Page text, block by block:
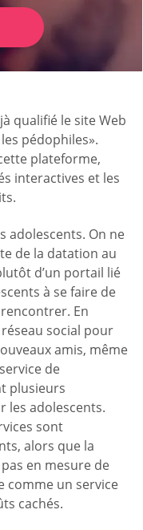
qualifié le site Web
pédophiles».
plateforme,
interactives et les
adolescents. On ne
de la datation au
d’un portail lié
à se faire de
En
social pour
amis, même
de
plusieurs
les adolescents.
sont
alors que la
en mesure de
comme un service
cachés.